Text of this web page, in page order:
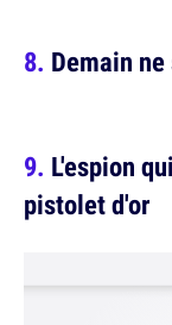
Demain
L'espion
pistolet d'or